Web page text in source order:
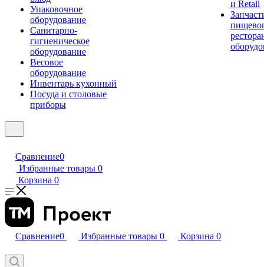
Упаковочное
оборудование
Санитарно-
гигиеническое
оборудование
Весовое
оборудование
Инвентарь кухонный
Посуда и столовые
приборы
и Retail
Сравнение0
Избранные товары 0
Корзина 0
Сравнение0 Избранные товары 0 Корзина 0